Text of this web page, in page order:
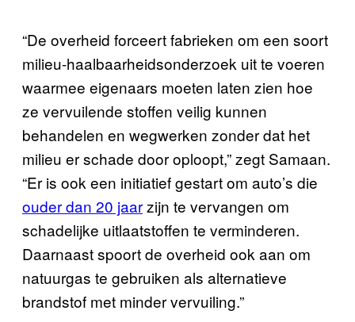
“De overheid forceert fabrieken om een soort
milieu-haalbaarheidsonderzoek uit te voeren
waarmee eigenaars moeten laten zien hoe
ze vervuilende stoffen veilig kunnen
behandelen en wegwerken zonder dat het
milieu er schade door oploopt,” zegt Samaan.
“Er is ook een initiatief gestart om auto’s die
ouder dan 20 jaarzijn te vervangen om
schadelijke uitlaatstoffen te verminderen.
Daarnaast spoort de overheid ook aan om
natuurgas te gebruiken als alternatieve
brandstof met minder vervuiling.”